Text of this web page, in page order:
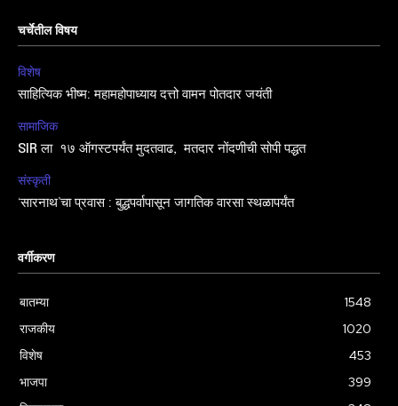
चर्चेतील विषय
विशेष
साहित्यिक भीष्म: महामहोपाध्याय दत्तो वामन पोतदार जयंती
सामाजिक
SIR ला १७ ऑगस्टपर्यंत मुदतवाढ, मतदार नोंदणीची सोपी पद्धत
संस्कृती
‘सारनाथ’चा प्रवास : बुद्धपर्वापासून जागतिक वारसा स्थळापर्यंत
वर्गीकरण
बातम्या
1548
राजकीय
1020
विशेष
453
भाजपा
399